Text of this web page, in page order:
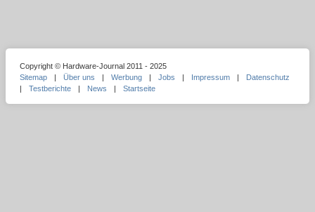
Copyright © Hardware-Journal 2011 - 2025
Sitemap
| Über uns | Werbung | Jobs | Impressum |
Datenschutz
|
Testberichte | News | Startseite